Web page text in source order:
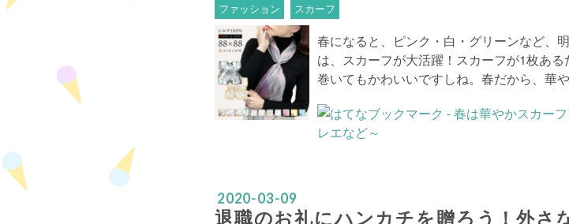
ファッション スカーフ
春になると、ピンク・白・グリーンなど、
は、スカーフが大活躍！スカーフが1枚あ
巻いてもかわいいですしね。春だから、華
2020-03-09
退職のお礼にハンカチを贈ろう！外さ